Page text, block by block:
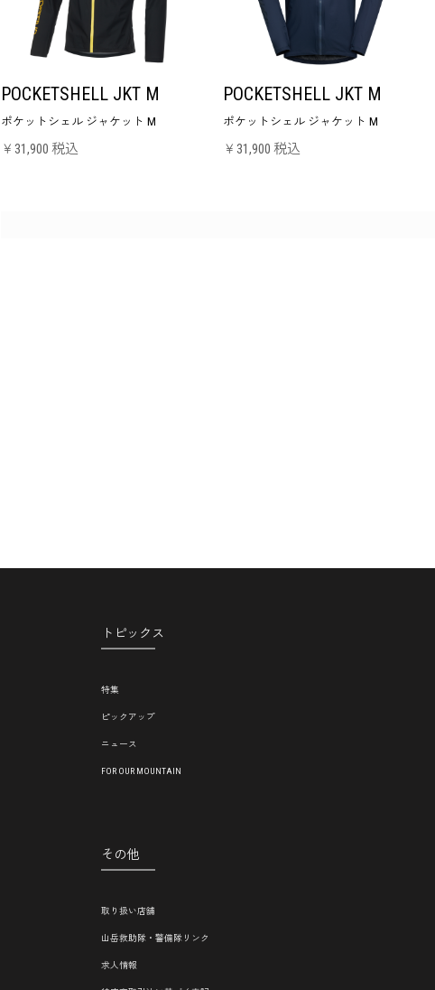
POCKETSHELL JKT M
ポケットシェル ジャケット M
￥31,900 税込
POCKETSHELL JKT M
ポケットシェル ジャケット M
￥31,900 税込
トピックス
特集
ピックアップ
ニュース
FOR OUR MOUNTAIN
その他
取り扱い店舗
山岳救助隊・警備隊リンク
求人情報